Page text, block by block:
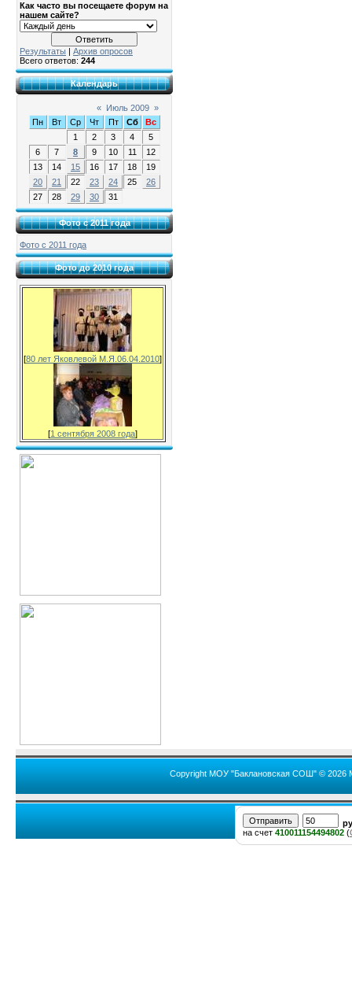
Как часто вы посещаете форум на
нашем сайте?
Результаты
Архив опросов
Всего ответов: 244
Календарь
« Июль 2009 »
Пн
Вт Ср Чт Пт Сб
Вс
1
2 3 4
5
6
7 8 9 10 11
12
13
14 15 16 17 18
19
20
21 22 23 24 25
26
27
28 29 30 31
Фото с 2011 года
Фото с 2011 года
Фото до 2010 года
[80 лет Яковлевой М.Я.06.04.2010]
[1 сентября 2008 года]
Copyright МОУ "Баклановская СОШ" © 2026
на счет 410011154494802 (